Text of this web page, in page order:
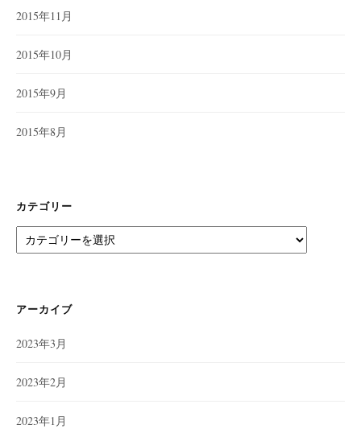
2015年11月
2015年10月
2015年9月
2015年8月
カテゴリー
テ
ー
アーカイブ
2023年3月
2023年2月
2023年1月